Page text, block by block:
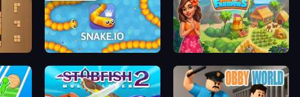
Snake.io The Farmers